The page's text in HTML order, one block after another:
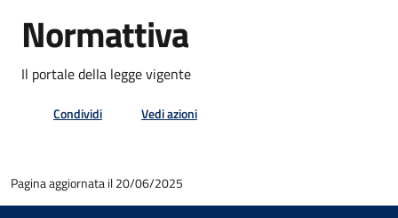
Normattiva
Il portale della legge vigente
Condividi Vedi azioni
Pagina aggiornata il 20/06/2025